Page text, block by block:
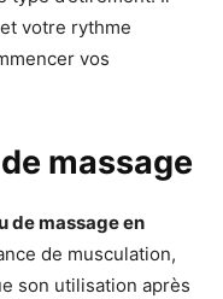
votre rythme
vos
massage
de massage en
de musculation,
son utilisation après